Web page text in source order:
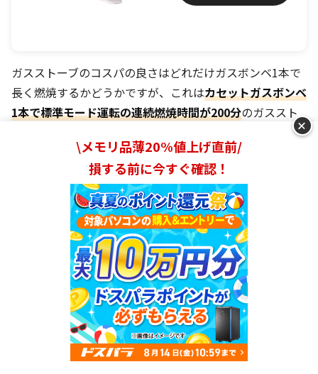
ランキングを見る
ガスストーブのコスパの良さはどれだけガスボンベ1本で
長く燃焼するかどうかですが、これはカセットガスボンベ
1本で標準モード運転の連続燃焼時間が200分のガススト
弱モードにすれば約4時間も持ち、1時間あたりの
コストは約42円と、カセットガスストーブにしては高コス
最も安いのは超シンプルタイプ
Brako
+
\メモリ品薄20%値上げ直前/
損する前に今すぐ確認！